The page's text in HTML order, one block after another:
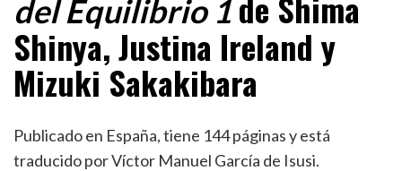
del Equilibrio 1
Shinya, Justina Ireland y
Mizuki Sakakibara
Publicado en España, tiene 144 páginas y está
traducido por Víctor Manuel García de Isusi.